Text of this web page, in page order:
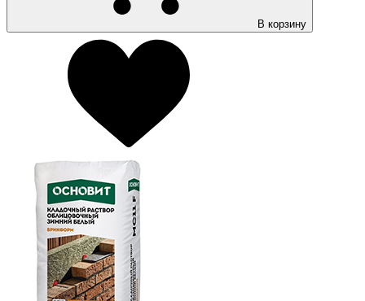
В корзину